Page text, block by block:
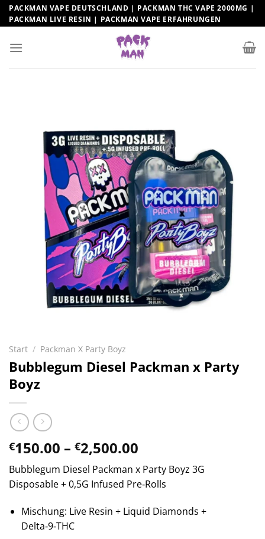
Zum
Inhalt
PACKMAN VAPE DEUTSCHLAND | PACKMAN THC VAPE 2000MG |
PACKMAN LIVE RESIN | PACKMAN VAPE ERFAHRUNGEN
Start / Packman X Party Boyz
Bubblegum Diesel Packman x Party
Boyz
€150.00 – €2,500.00
€150.00
bis
€2,500.00
Bubblegum Diesel Packman x Party Boyz 3G
Disposable + 0,5G Infused Pre‑Rolls
Mischung: Live Resin + Liquid Diamonds +
Delta‑9‑THC